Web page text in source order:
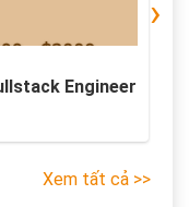
Engineer
›
Xem tất cả >>